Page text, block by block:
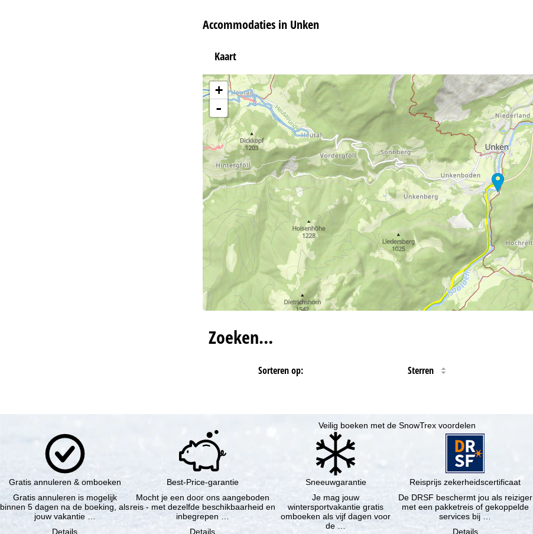
Accommodaties in Unken
Kaart
+
-
Zoeken…
Sorteren op: Sterren
Veilig boeken met de SnowTrex voordelen
Gratis annuleren & omboeken
Gratis annuleren is mogelijk
binnen 5 dagen na de boeking, als
jouw vakantie …
Details
Best-Price-garantie
Mocht je een door ons aangeboden
reis - met dezelfde beschikbaarheid en
inbegrepen …
Details
Sneeuwgarantie
Je mag jouw
wintersportvakantie gratis
omboeken als vijf dagen voor
de …
Reisprijs zekerheidscertificaat
De DRSF beschermt jou als reiziger
met een pakketreis of gekoppelde
services bij …
Details